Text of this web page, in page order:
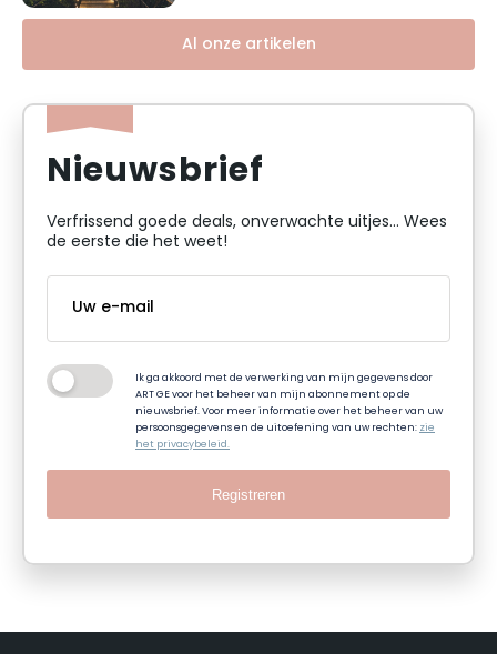
Al onze artikelen
Nieuwsbrief
Verfrissend goede deals, onverwachte uitjes... Wees
de eerste die het weet!
Ik ga akkoord met de verwerking van mijn gegevens door
ART GE voor het beheer van mijn abonnement op de
nieuwsbrief. Voor meer informatie over het beheer van uw
persoonsgegevens en de uitoefening van uw rechten:zie
het privacybeleid.
Registreren